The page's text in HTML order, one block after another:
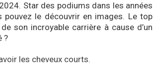
Star des podiums dans les années
le découvrir en images. Le top
son incroyable carrière à cause d’un
?
les cheveux courts.